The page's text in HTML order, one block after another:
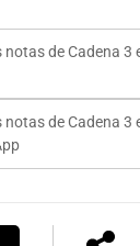
notas de Cadena 3
notas de Cadena 3